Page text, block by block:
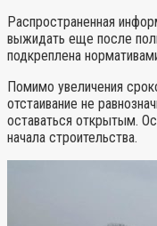
Распространенная
выжидать еще после
подкреплена
Помимо увеличения
отстаивание не
оставаться открытым.
начала строительства.